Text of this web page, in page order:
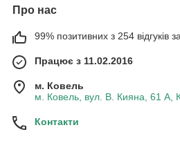
Про нас
99% позитивних з 254 відгуків
Працює з 11.02.2016
м. Ковель
м. Ковель, вул. В. Кияна, 61 А,
Контакти